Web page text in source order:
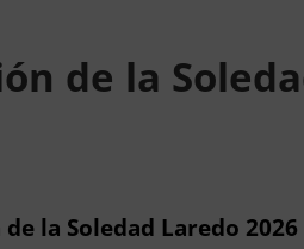
de la
la Soledad Laredo 2026